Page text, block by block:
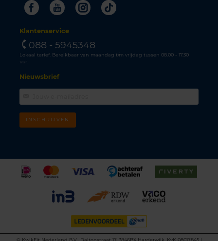
FacebookYoutubeInstagram
Tiktok
Klantenservice
088 - 5945348
Lokaal tarief. Bereikbaar van maandag t/m vrijdag tussen 08.00 - 17.30
uur.
Nieuwsbrief
INSCHRIJVEN
© KwikFit Nederland B.V., Daltonstraat 17, 3846BX Harderwijk, KvK 08017845 |